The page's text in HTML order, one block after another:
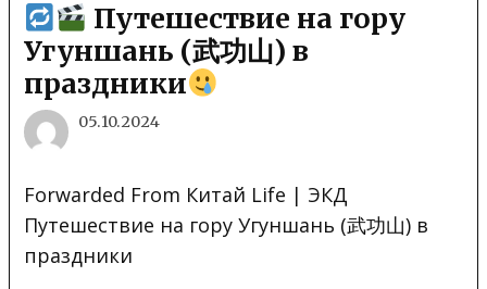
Путешествие на гору
Угуншань (武功山) в
праздники
05.10.2024
Forwarded From Китай Life | ЭКД
Путешествие на гору Угуншань (武功山) в
праздники